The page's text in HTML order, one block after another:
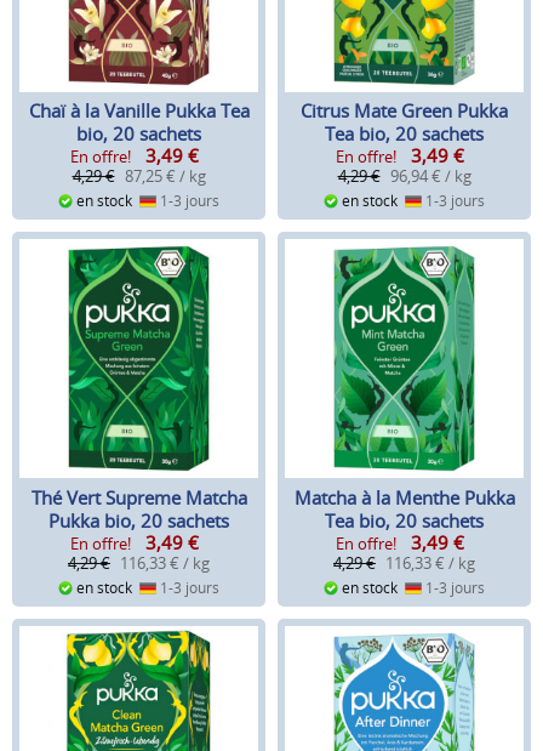
Chaï à la Vanille Pukka Tea
bio, 20 sachets
En offre! 3,49 €
4,29 € 87,25 € / kg
en stock 1-3 jours
Citrus Mate Green Pukka
Tea bio, 20 sachets
En offre! 3,49 €
4,29 € 96,94 € / kg
en stock 1-3 jours
Thé Vert Supreme Matcha
Pukka bio, 20 sachets
En offre! 3,49 €
4,29 € 116,33 € / kg
en stock 1-3 jours
Matcha à la Menthe Pukka
Tea bio, 20 sachets
En offre! 3,49 €
4,29 € 116,33 € / kg
en stock 1-3 jours